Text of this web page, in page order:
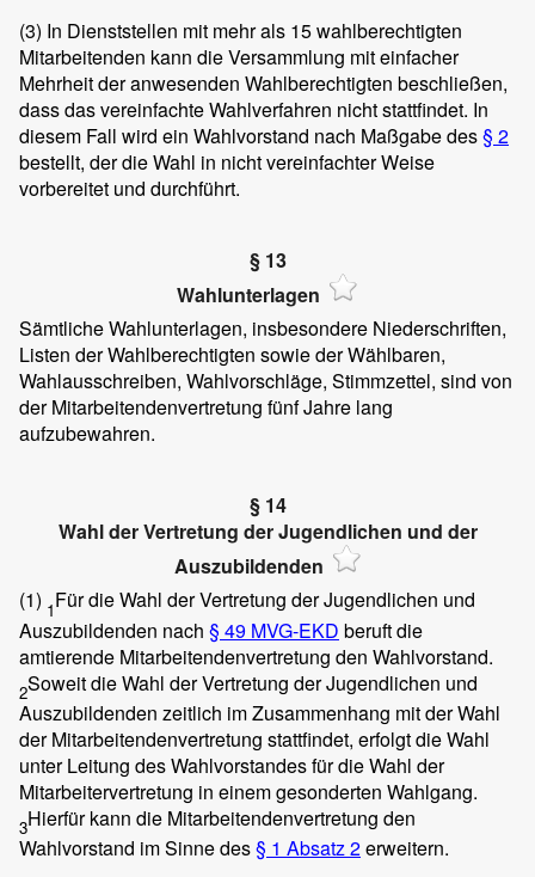
(3) In Dienststellen mit mehr als 15 wahlberechtigten
Mitarbeitenden kann die Versammlung mit einfacher
Mehrheit der anwesenden Wahlberechtigten beschließen,
dass das vereinfachte Wahlverfahren nicht stattfindet. In
diesem Fall wird ein Wahlvorstand nach Maßgabe des§ 2
bestellt, der die Wahl in nicht vereinfachter Weise
vorbereitet und durchführt.
§ 13
Wahlunterlagen
Sämtliche Wahlunterlagen, insbesondere Niederschriften,
Listen der Wahlberechtigten sowie der Wählbaren,
Wahlausschreiben, Wahlvorschläge, Stimmzettel, sind von
der Mitarbeitendenvertretung fünf Jahre lang
aufzubewahren.
§ 14
Wahl der Vertretung der Jugendlichen und der
Auszubildenden
(1) 1Für die Wahl der Vertretung der Jugendlichen und
Auszubildenden nach § 49 MVG-EKD beruft die
amtierende Mitarbeitendenvertretung den Wahlvorstand.
2Soweit die Wahl der Vertretung der Jugendlichen und
Auszubildenden zeitlich im Zusammenhang mit der Wahl
der Mitarbeitendenvertretung stattfindet, erfolgt die Wahl
unter Leitung des Wahlvorstandes für die Wahl der
Mitarbeitervertretung in einem gesonderten Wahlgang.
3Hierfür kann die Mitarbeitendenvertretung den
Wahlvorstand im Sinne des§ 1 Absatz 2erweitern.